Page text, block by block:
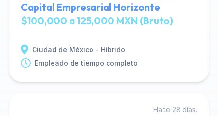
Capital Empresarial Horizonte
$100,000 a 125,000 MXN (Bruto)
Ciudad de México - Híbrido
Empleado de tiempo completo
Hace 28 días.